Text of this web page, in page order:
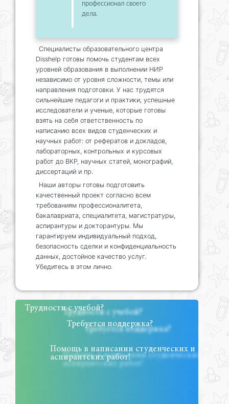
профессионал своего
дела.
Специалисты образовательного центра
Disshelp готовы помочь студентам всех
уровней образования в выполнении НИР
независимо от уровня сложности, темы или
направления подготовки. У нас трудятся
сильнейшие педагоги и практики, успешные
исследователи и ученые, которые готовы
взять на себя ответственность по
написанию всех видов студенческих и
научных работ: от рефератов и докладов,
лабораторных, контрольных и курсовых
работ до ВКР, научных статей, монографий,
диссертаций и пр.
Наши авторы готовы подготовить
качественный проект согласно всем
требованиям профессионалитета,
бакалавриата, специалитета, магистратуры,
аспирантуры и докторантуры. Мы
гарантируем индивидуальный подход,
безопасность сделки и конфиденциальность
данных, достойное качество услуг.
Убедитесь в этом лично.
Трудности с учебой?
Требуется поддержка?
Помощь в написании студенческих и
аспирантских работ!